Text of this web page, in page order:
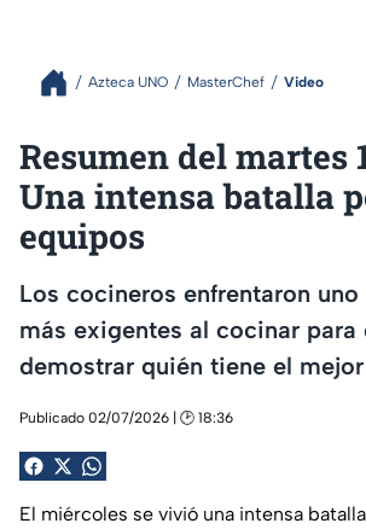
Azteca UNO MasterChef Video
Resumen del martes
Una intensa batalla
equipos
Los cocineros enfrentaron
más exigentes al cocinar para
demostrar quién tiene el
Publicado 02/07/2026 | 🕑 18:36
El miércoles se vivió una intensa